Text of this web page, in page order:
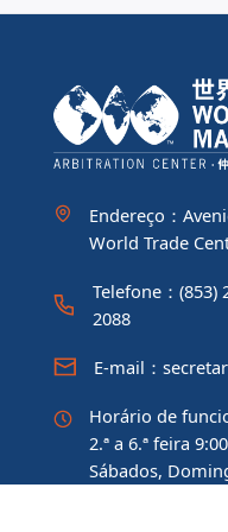
Endereço：
World Trade
Telefone：(853)
2088
E-mail：
Horário de
2.ª a 6.ª feira
Sábados,